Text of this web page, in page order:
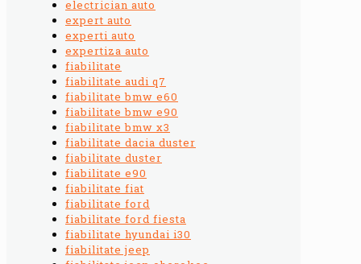
electrician auto
expert auto
experti auto
expertiza auto
fiabilitate
fiabilitate audi q7
fiabilitate bmw e60
fiabilitate bmw e90
fiabilitate bmw x3
fiabilitate dacia duster
fiabilitate duster
fiabilitate e90
fiabilitate fiat
fiabilitate ford
fiabilitate ford fiesta
fiabilitate hyundai i30
fiabilitate jeep